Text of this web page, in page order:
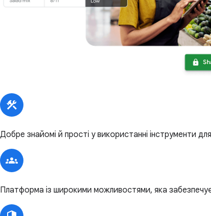
Добре знайомі й прості у використанні інструменти
Платформа із широкими можливостями, яка